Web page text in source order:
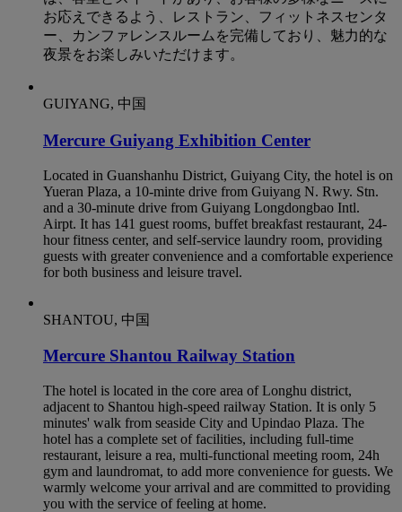
お応えできるよう、レストラン、フィットネスセンタ
ー、カンファレンスルームを完備しており、魅力的な
夜景をお楽しみいただけます。
GUIYANG, 中国
Mercure Guiyang Exhibition Center
Located in Guanshanhu District, Guiyang City, the hotel is on
Yueran Plaza, a 10-minte drive from Guiyang N. Rwy. Stn.
and a 30-minute drive from Guiyang Longdongbao Intl.
Airpt. It has 141 guest rooms, buffet breakfast restaurant, 24-
hour fitness center, and self-service laundry room, providing
guests with greater convenience and a comfortable experience
for both business and leisure travel.
SHANTOU, 中国
Mercure Shantou Railway Station
The hotel is located in the core area of Longhu district,
adjacent to Shantou high-speed railway Station. It is only 5
minutes' walk from seaside City and Upindao Plaza. The
hotel has a complete set of facilities, including full-time
restaurant, leisure a rea, multi-functional meeting room, 24h
gym and laundromat, to add more convenience for guests. We
warmly welcome your arrival and are committed to providing
you with the service of feeling at home.